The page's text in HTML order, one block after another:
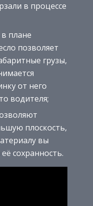
в процессе
плане
позволяет
грузы,
от него
водителя;
плоскость,
вы
сохранность.